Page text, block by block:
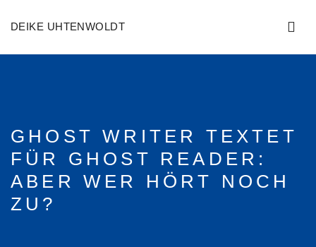
DEIKE UHTENWOLDT
GHOST WRITER TEXTET
FÜR GHOST READER:
ABER WER HÖRT NOCH
ZU?